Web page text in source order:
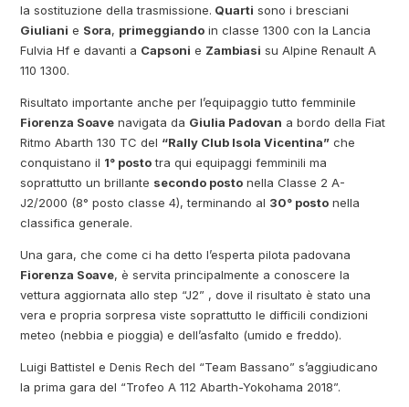
la sostituzione della trasmissione. Quarti sono i bresciani
Giuliani e Sora, primeggiando in classe 1300 con la Lancia
Fulvia Hf e davanti a Capsoni e Zambiasi su Alpine Renault A
110 1300.
Risultato importante anche per l’equipaggio tutto femminile
Fiorenza Soave navigata da Giulia Padovan a bordo della Fiat
Ritmo Abarth 130 TC del “Rally Club Isola Vicentina” che
conquistano il 1° postotra qui equipaggi femminili ma
soprattutto un brillante secondo posto nella Classe 2 A-
J2/2000 (8° posto classe 4), terminando al 30° posto nella
classifica generale.
Una gara, che come ci ha detto l’esperta pilota padovana
Fiorenza Soave, è servita principalmente a conoscere la
vettura aggiornata allo step “J2” , dove il risultato è stato una
vera e propria sorpresa viste soprattutto le difficili condizioni
meteo (nebbia e pioggia) e dell’asfalto (umido e freddo).
Luigi Battistel e Denis Rech del “Team Bassano” s’aggiudicano
la prima gara del “Trofeo A 112 Abarth-Yokohama 2018”.